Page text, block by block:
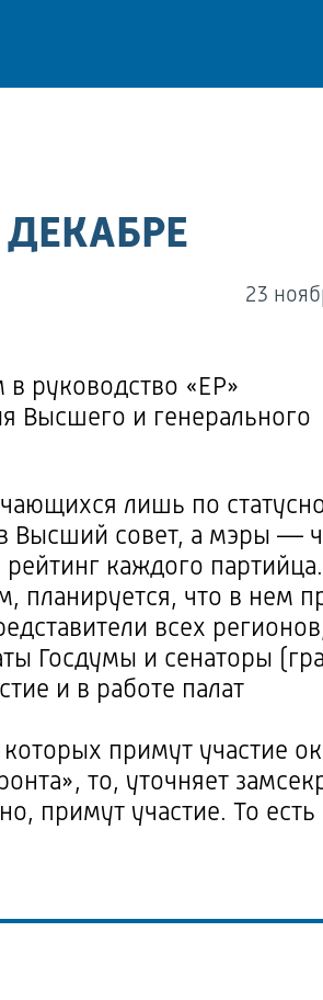
23
руководство «ЕР»
Высшего и генерального
лишь по
Высший совет, а мэры —
каждого партийца.
, планируется, что в нем
всех
Госдумы и сенаторы
и в работе палат
примут участие
то, уточняет
примут участие. То есть